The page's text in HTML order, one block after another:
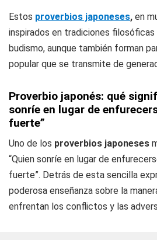
Estos proverbios japoneses, en
inspirados en tradiciones
budismo, aunque también forman
popular que se transmite de
Proverbio japonés: qué
sonríe en lugar de
fuerte”
Uno de los proverbios japoneses
“Quien sonríe en lugar de
fuerte”. Detrás de esta sencilla
poderosa enseñanza sobre la
enfrentan los conflictos y las